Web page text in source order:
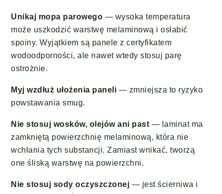
Unikaj mopa parowego — wysoka temperatura
może uszkodzić warstwę melaminową i osłabić
spoiny. Wyjątkiem są panele z certyfikatem
wodoodporności, ale nawet wtedy stosuj parę
ostrożnie.
Myj wzdłuż ułożenia paneli — zmniejsza to ryzyko
powstawania smug.
Nie stosuj wosków, olejów ani past — laminat ma
zamkniętą powierzchnię melaminową, która nie
wchłania tych substancji. Zamiast wnikać, tworzą
one śliską warstwę na powierzchni.
Nie stosuj sody oczyszczonej — jest ścierniwa i